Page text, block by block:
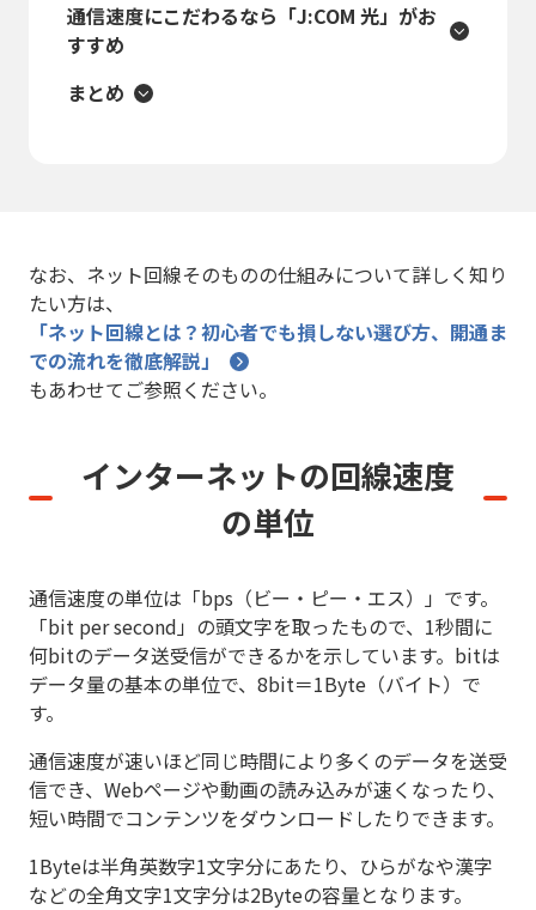
通信速度にこだわるなら「J:COM 光」がお
すすめ
まとめ
なお、ネット回線そのものの仕組みについて詳しく知り
たい方は、
「ネット回線とは？初心者でも損しない選び方、開通ま
での流れを徹底解説」
もあわせてご参照ください。
インターネットの回線速度
の単位
通信速度の単位は「bps（ビー・ピー・エス）」です。
「bit per second」の頭文字を取ったもので、1秒間に
何bitのデータ送受信ができるかを示しています。bitは
データ量の基本の単位で、8bit＝1Byte（バイト）で
す。
通信速度が速いほど同じ時間により多くのデータを送受
信でき、Webページや動画の読み込みが速くなったり、
短い時間でコンテンツをダウンロードしたりできます。
1Byteは半角英数字1文字分にあたり、ひらがなや漢字
などの全角文字1文字分は2Byteの容量となります。